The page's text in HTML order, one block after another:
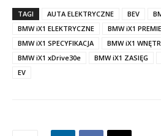
TAGI AUTA ELEKTRYCZNE BEV
BMW iX1 ELEKTRYCZNE
BMW iX1
BMW iX1 SPECYFIKACJA
BMW iX1
BMW iX1 xDrive30e
BMW iX1 ZASIĘG
EV